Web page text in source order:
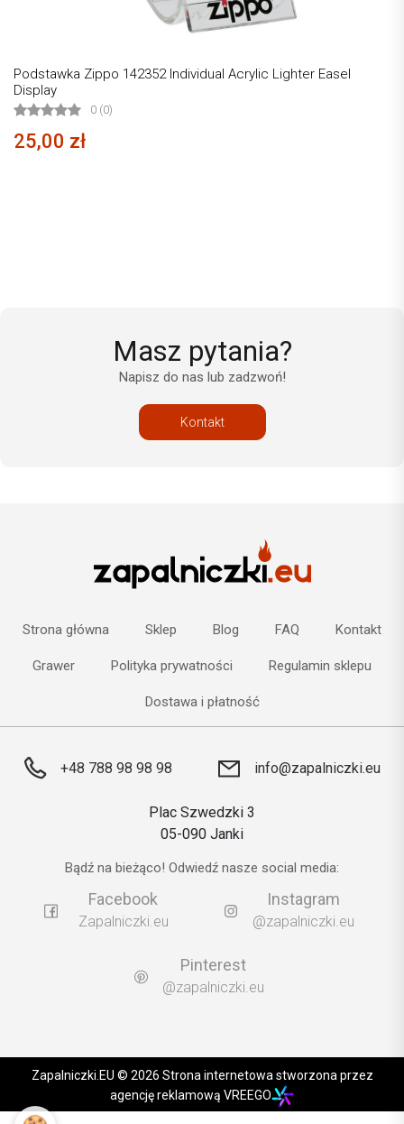
Podstawka Zippo 142352 Individual Acrylic Lighter Easel
Display
0 (0)
25,00 zł
Masz pytania?
Napisz do nas lub zadzwoń!
Kontakt
Strona główna Sklep Blog FAQ Kontakt
Grawer Polityka prywatności Regulamin sklepu
Dostawa i płatność
+48 788 98 98 98 info@zapalniczki.eu
Plac Szwedzki 3
05-090 Janki
Bądź na bieżąco! Odwiedź nasze social media:
Facebook
Zapalniczki.eu
Instagram
@zapalniczki.eu
Pinterest
@zapalniczki.eu
Zapalniczki.EU © 2026 Strona internetowa stworzona przez
agencję reklamową VREEGO